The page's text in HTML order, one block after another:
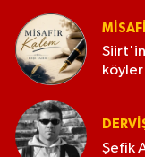
Siirt'in
köyler
Şefik